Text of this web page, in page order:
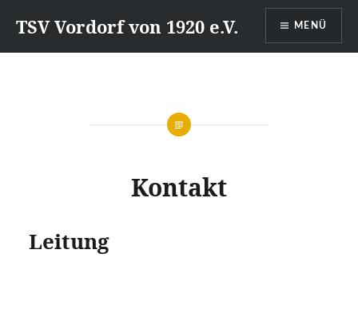
zumTSV Vordorf von 1920 e.V. MENÜ
Kontakt
Leitung